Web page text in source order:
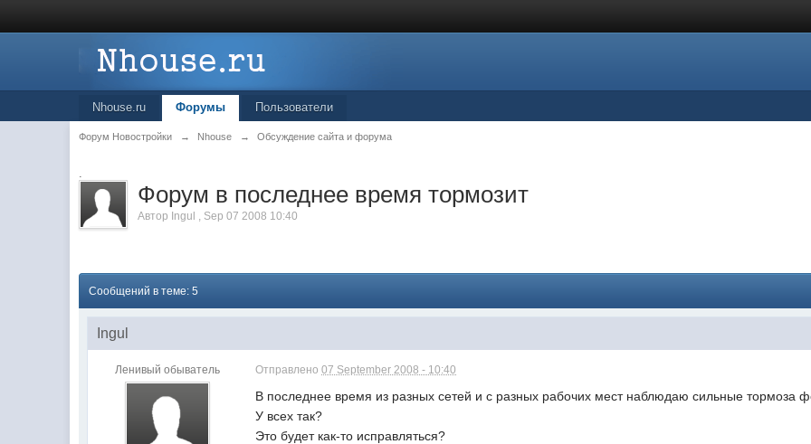
Nhouse.ru Форумы Пользователи
Форум Новостройки → Nhouse → Обсуждение сайта и форума
.
Форум в последнее время тормозит
Автор Ingul , Sep 07 2008 10:40
Сообщений в теме: 5
Ingul
Ленивый обыватель Отправлено07 September 2008 - 10:40
В последнее время из разных сетей и с разных рабочих мест наблюдаю сильные тормоза
У всех так?
Это будет как-то исправляться?